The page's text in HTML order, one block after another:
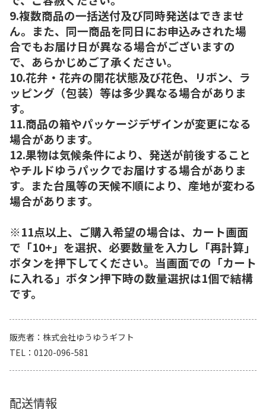
9.複数商品の一括送付及び同時発送はできませ
ん。また、同一商品を同日にお申込みされた場
合でもお届け日が異なる場合がございますの
で、あらかじめご了承ください。
10.花弁・花卉の開花状態及び花色、リボン、ラ
ッピング（包装）等は多少異なる場合がありま
す。
11.商品の箱やパッケージデザインが変更になる
場合があります。
12.果物は気候条件により、発送が前後すること
やチルドゆうパックでお届けする場合がありま
す。また台風等の天候不順により、産地が変わる
場合があります。
※11点以上、ご購入希望の場合は、カート画面
で「10+」を選択、必要数量を入力し「再計算」
ボタンを押下してください。当画面での「カート
に入れる」ボタン押下時の数量選択は1個で結構
です。
販売者
株式会社ゆうゆうギフト
TEL
0120-096-581
配送情報